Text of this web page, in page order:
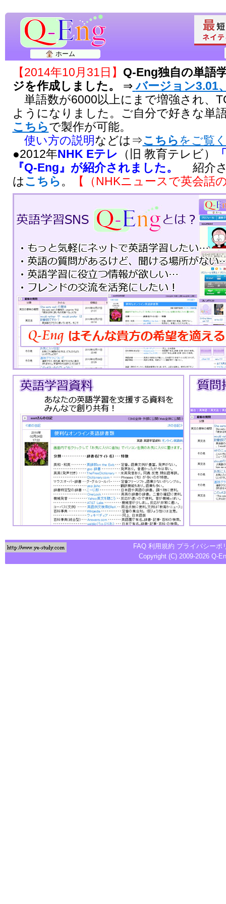
ホーム
【2014年10月31日】 Q-Eng独自の単語
ジを作成しました。
⇒ バージョン3.01
単語数が6000以上にまで増強され、
ようになりました。ご自分で好きな単
こちらで製作が可能。
使い方の説明などは⇒こちらをご覧
●2012年NHK Eテレ （旧 教育テレビ）
『Q-Eng』が紹介されました。
紹介さ
はこちら。 【（NHKニュースで英会話
FAQ 利用規約 プライバシーポ
Copyright (C) 2009-2026 Q-